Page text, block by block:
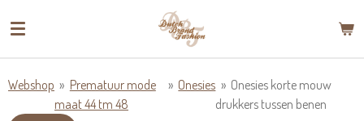
direct
hoofdinhoud
Webshop » Prematuur mode
maat 44 tm 48
» Onesies » Onesies korte mouw
drukkers tussen benen